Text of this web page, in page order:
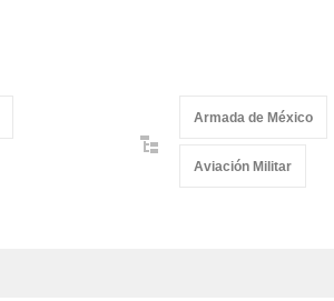
Armada de México
Aviación Militar